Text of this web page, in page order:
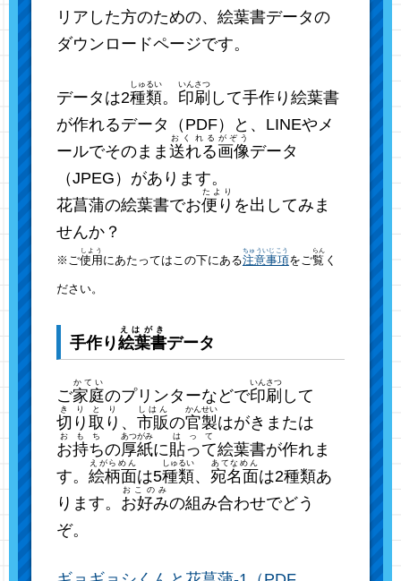
リアした方のための、絵葉書データの
ダウンロードページです。
データは2種類
しゅるい
。 印刷
いんさつ
して手作り絵葉書
が作れるデータ（PDF）と、LINEやメ
ールでそのまま 送れる
おくれる
画像
がぞう
データ
（JPEG）があります。
花菖蒲の絵葉書でお便り
たより
を出してみま
せんか？
※ご使用
しよう
にあたってはこの下にある注意事項
ちゅういじこう
をご覧
らん
く
ださい。
手作り絵葉書
えはがき
データ
ご家庭
かてい
のプリンターなどで印刷
いんさつ
して
切り取り
きりとり
、 市販
しはん
の官製
かんせい
はがきまたは
お持ち
おもち
の厚紙
あつがみ
に貼って
はって
絵葉書が作れま
す。 絵柄面
えがらめん
は5種類
しゅるい
、 宛名面
あてなめん
は2種類あ
ります。 お好み
おこのみ
の組み合わせでどう
ぞ。